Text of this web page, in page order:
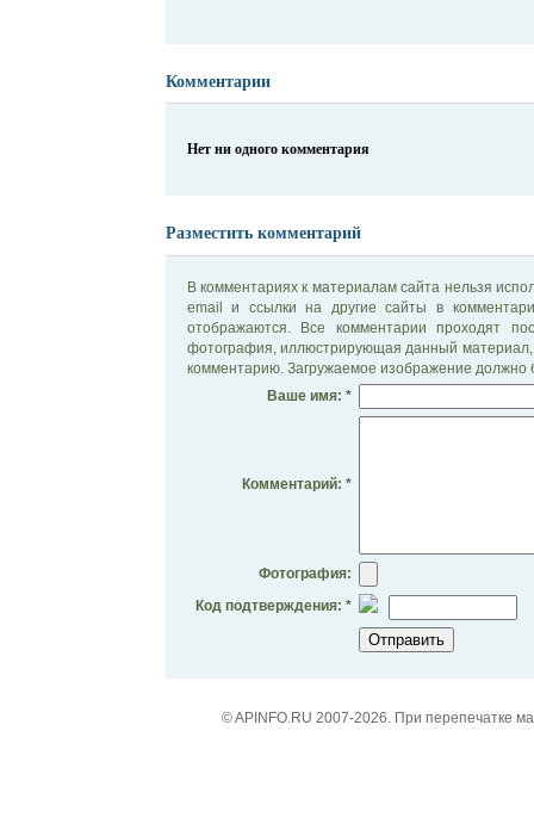
Комментарии
Нет ни одного комментария
Разместить комментарий
В комментариях к материалам сайта нельзя
email и ссылки на другие сайты в
отображаются. Все комментарии проходят
фотография, иллюстрирующая данный материал,
комментарию. Загружаемое изображение должно
Ваше имя: *
Комментарий: *
Фотография:
Код подтверждения: *
© APINFO.RU 2007-2026. При перепечатке